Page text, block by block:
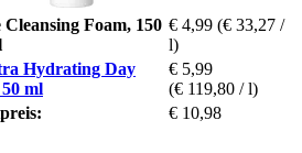
Foam, 150 € 4,99 (€ 33,27 /
l)
Hydrating Day
ml
€ 5,99
(€ 119,80 / l)
€ 10,98